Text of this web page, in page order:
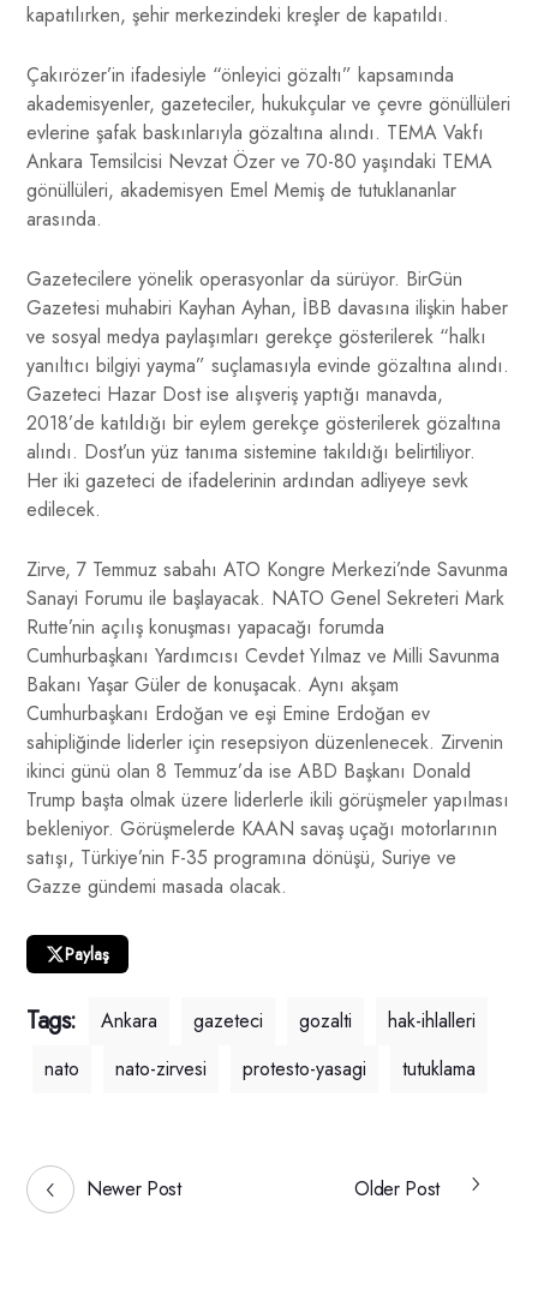
kapatılırken, şehir merkezindeki kreşler de kapatıldı.
Çakırözer’in ifadesiyle “önleyici gözaltı” kapsamında
akademisyenler, gazeteciler, hukukçular ve çevre gönüllüleri
evlerine şafak baskınlarıyla gözaltına alındı. TEMA Vakfı
Ankara Temsilcisi Nevzat Özer ve 70-80 yaşındaki TEMA
gönüllüleri, akademisyen Emel Memiş de tutuklananlar
arasında.
Gazetecilere yönelik operasyonlar da sürüyor. BirGün
Gazetesi muhabiri Kayhan Ayhan, İBB davasına ilişkin haber
ve sosyal medya paylaşımları gerekçe gösterilerek “halkı
yanıltıcı bilgiyi yayma” suçlamasıyla evinde gözaltına alındı.
Gazeteci Hazar Dost ise alışveriş yaptığı manavda,
2018’de katıldığı bir eylem gerekçe gösterilerek gözaltına
alındı. Dost’un yüz tanıma sistemine takıldığı belirtiliyor.
Her iki gazeteci de ifadelerinin ardından adliyeye sevk
edilecek.
Zirve, 7 Temmuz sabahı ATO Kongre Merkezi’nde Savunma
Sanayi Forumu ile başlayacak. NATO Genel Sekreteri Mark
Rutte’nin açılış konuşması yapacağı forumda
Cumhurbaşkanı Yardımcısı Cevdet Yılmaz ve Milli Savunma
Bakanı Yaşar Güler de konuşacak. Aynı akşam
Cumhurbaşkanı Erdoğan ve eşi Emine Erdoğan ev
sahipliğinde liderler için resepsiyon düzenlenecek. Zirvenin
ikinci günü olan 8 Temmuz’da ise ABD Başkanı Donald
Trump başta olmak üzere liderlerle ikili görüşmeler yapılması
bekleniyor. Görüşmelerde KAAN savaş uçağı motorlarının
satışı, Türkiye’nin F-35 programına dönüşü, Suriye ve
Gazze gündemi masada olacak.
Paylaş
Tags: Ankara gazeteci gozalti
hak-ihlalleri
nato
nato-zirvesi protesto-yasagi tutuklama
Newer Post Older Post